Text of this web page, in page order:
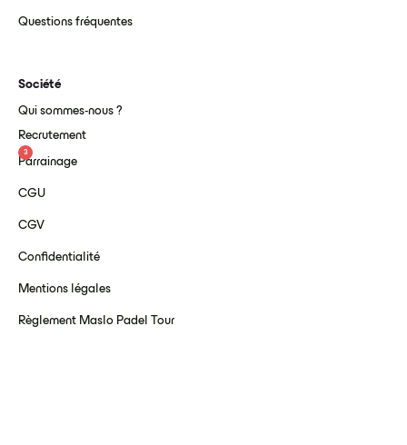
Questions fréquentes
Société
Qui sommes-nous ?
Recrutement
3
Parrainage
CGU
CGV
Confidentialité
Mentions légales
Règlement Maslo Padel Tour